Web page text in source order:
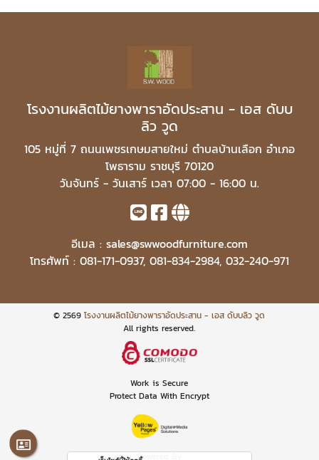
โรงงานผลิตไม้ยางพาราอัดประสาน - เอส ดับบ
ลิว วูด
105 หมู่ที่ 7 ถนนเพชรเกษมสายใหม่ ตำบลบ้านเลือก อำเภอ
โพธาราม ราชบุรี 70120
วันจันทร์ - วันเสาร์ เวลา 07:00 - 16:00 น.
อีเมล : sales@swwoodfurniture.com
โทรศัพท์ : 081-171-0937, 081-834-2984, 032-240-971
© 2569โรงงานผลิตไม้ยางพาราอัดประสาน - เอส ดับบลิว วูด
All rights reserved.
Work is Secure
Protect Data With Encrypt
Powered By